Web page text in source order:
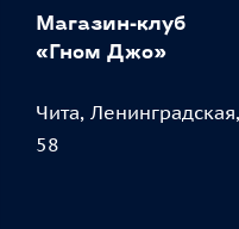
Магазин-клуб
«Гном Джо»
Чита, Ленинградская,
58